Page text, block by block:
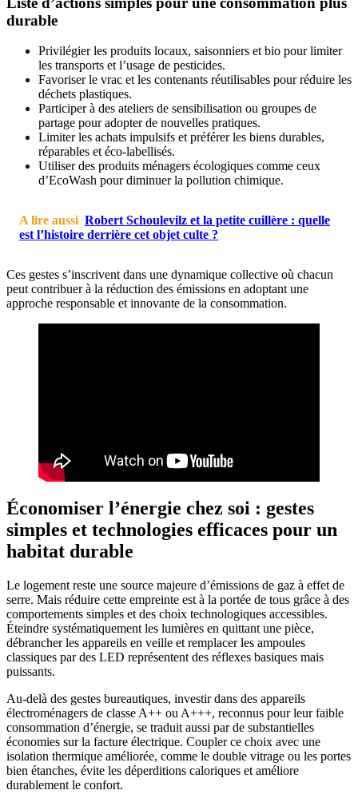
durable
Privilégier les produits locaux, saisonniers et bio pour limiter
les transports et l’usage de pesticides.
Favoriser le vrac et les contenants réutilisables pour réduire les
déchets plastiques.
Participer à des ateliers de sensibilisation ou groupes de
partage pour adopter de nouvelles pratiques.
Limiter les achats impulsifs et préférer les biens durables,
réparables et éco-labellisés.
Utiliser des produits ménagers écologiques comme ceux
d’EcoWash pour diminuer la pollution chimique.
A lire aussi Robert Schoulevilz et la petite cuillère : quelle
est l’histoire derrière cet objet culte ?
Ces gestes s’inscrivent dans une dynamique collective où chacun
peut contribuer à la réduction des émissions en adoptant une
approche responsable et innovante de la consommation.
Économiser l’énergie chez soi : gestes
simples et technologies efficaces pour un
habitat durable
Le logement reste une source majeure d’émissions de gaz à effet de
serre. Mais réduire cette empreinte est à la portée de tous grâce à des
comportements simples et des choix technologiques accessibles.
Éteindre systématiquement les lumières en quittant une pièce,
débrancher les appareils en veille et remplacer les ampoules
classiques par des LED représentent des réflexes basiques mais
puissants.
Au-delà des gestes bureautiques, investir dans des appareils
électroménagers de classe A++ ou A+++, reconnus pour leur faible
consommation d’énergie, se traduit aussi par de substantielles
économies sur la facture électrique. Coupler ce choix avec une
isolation thermique améliorée, comme le double vitrage ou les portes
bien étanches, évite les déperditions caloriques et améliore
durablement le confort.